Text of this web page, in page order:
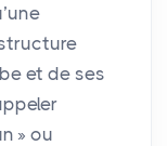
et de ses
» ou